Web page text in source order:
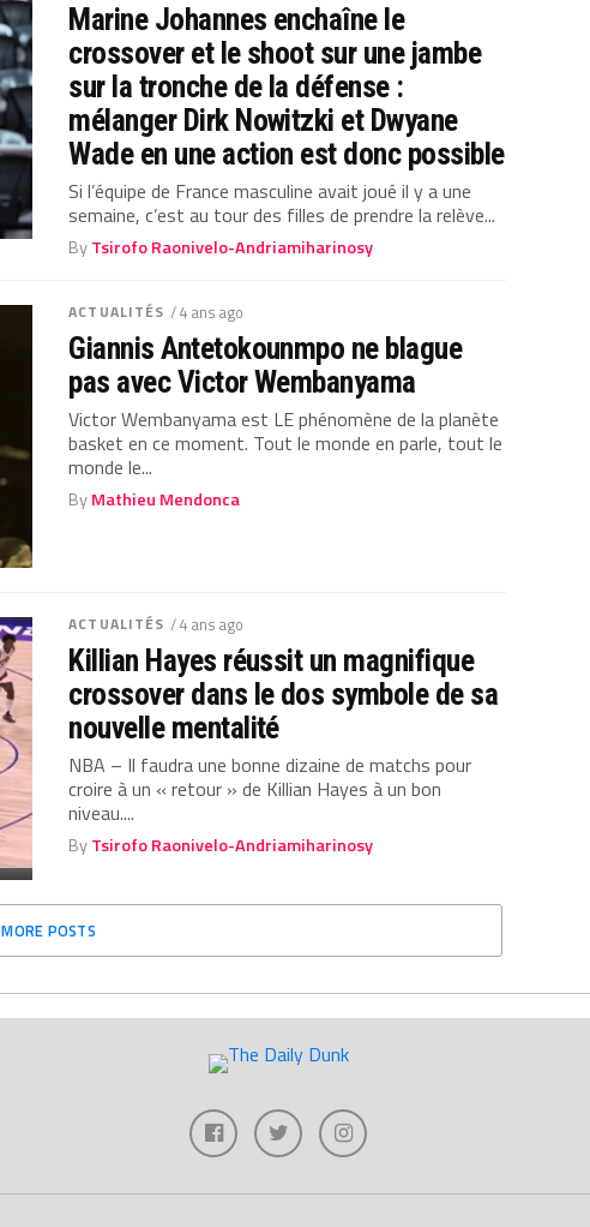
Marine Johannes enchaîne le
crossover et le shoot sur une jambe
sur la tronche de la défense :
mélanger Dirk Nowitzki et Dwyane
Wade en une action est donc possible
Si l’équipe de France masculine avait joué il y a une
semaine, c’est au tour des filles de prendre la relève...
ByTsirofo Raonivelo-Andriamiharinosy
ACTUALITÉS / 4 ans ago
Giannis Antetokounmpo ne blague
pas avec Victor Wembanyama
Victor Wembanyama est LE phénomène de la planète
basket en ce moment. Tout le monde en parle, tout le
monde le...
ByMathieu Mendonca
ACTUALITÉS / 4 ans ago
Killian Hayes réussit un magnifique
crossover dans le dos symbole de sa
nouvelle mentalité
NBA – Il faudra une bonne dizaine de matchs pour
croire à un « retour » de Killian Hayes à un bon
niveau....
ByTsirofo Raonivelo-Andriamiharinosy
MORE POSTS